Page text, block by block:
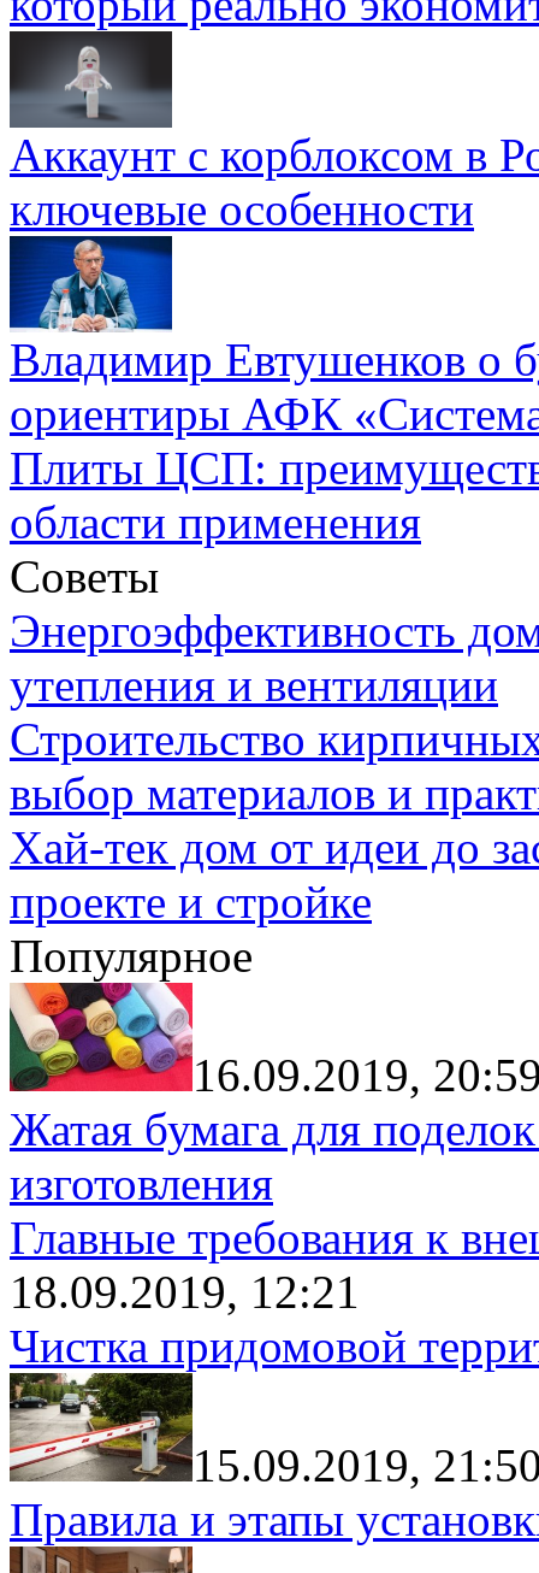
Аккаунт с корблоксом в
ключевые особенности
Владимир Евтушенков о
ориентиры АФК
Плиты ЦСП:
области применения
Советы
Энергоэффективность
утепления и вентиляции
Строительство
выбор материалов и
Хай-тек дом от идеи до
проекте и стройке
Популярное
16.09.2019,
Жатая бумага для
изготовления
Главные требования к
18.09.2019, 12:21
Чистка придомовой
15.09.2019,
Правила и этапы